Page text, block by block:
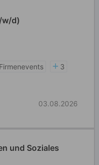
w/d)
Firmenevents
3
03.08.2026
und Soziales